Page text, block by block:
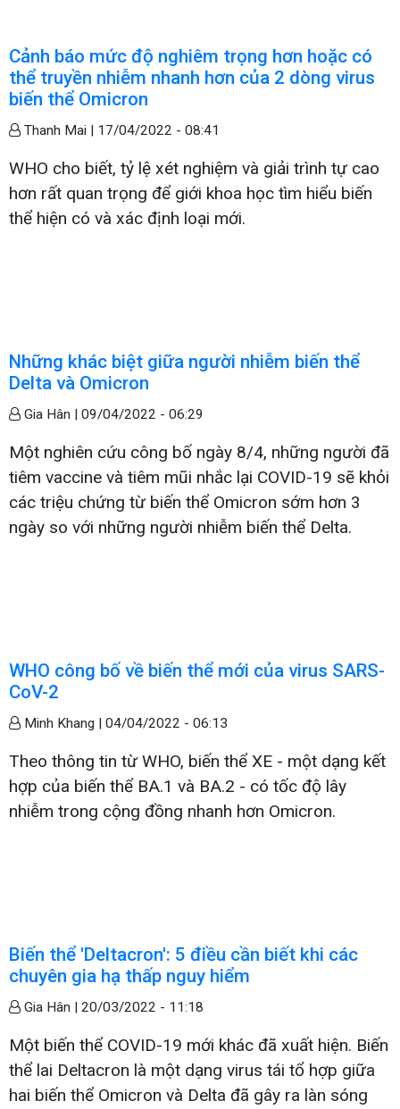
Cảnh báo mức độ nghiêm trọng hơn hoặc có
thể truyền nhiễm nhanh hơn của 2 dòng virus
biến thể Omicron
Thanh Mai | 17/04/2022 - 08:41
WHO cho biết, tỷ lệ xét nghiệm và giải trình tự cao
hơn rất quan trọng để giới khoa học tìm hiểu biến
thể hiện có và xác định loại mới.
Những khác biệt giữa người nhiễm biến thể
Delta và Omicron
Gia Hân | 09/04/2022 - 06:29
Một nghiên cứu công bố ngày 8/4, những người đã
tiêm vaccine và tiêm mũi nhắc lại COVID-19 sẽ khỏi
các triệu chứng từ biến thể Omicron sớm hơn 3
ngày so với những người nhiễm biến thể Delta.
WHO công bố về biến thể mới của virus SARS-
CoV-2
Minh Khang | 04/04/2022 - 06:13
Theo thông tin từ WHO, biến thể XE - một dạng kết
hợp của biến thể BA.1 và BA.2 - có tốc độ lây
nhiễm trong cộng đồng nhanh hơn Omicron.
Biến thể 'Deltacron': 5 điều cần biết khi các
chuyên gia hạ thấp nguy hiểm
Gia Hân | 20/03/2022 - 11:18
Một biến thể COVID-19 mới khác đã xuất hiện. Biến
thể lai Deltacron là một dạng virus tái tổ hợp giữa
hai biến thể Omicron và Delta đã gây ra làn sóng